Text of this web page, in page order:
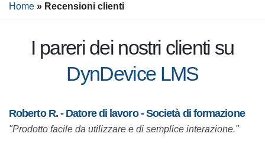
Home Recensioni clienti
I pareri dei nostri clienti su
DynDevice LMS
Roberto R. - Datore di lavoro - Società di formazione
"Prodotto facile da utilizzare e di semplice interazione."